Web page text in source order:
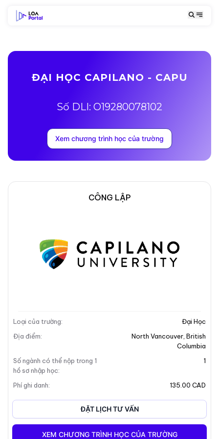
ĐẠI HỌC CAPILANO - CAPU
Số DLI: O19280078102
Xem chương trình học của trường
CÔNG LẬP
Loại của trường:
Đại Học
Địa điểm: North Vancouver British
Columbia
Số ngành có thể nộp trong 1
hồ sơ nhập học:
1
Phí ghi danh: 135.00 CAD
ĐẶT LỊCH TƯ VẤN
XEM CHƯƠNG TRÌNH HỌC CỦA TRƯỜNG